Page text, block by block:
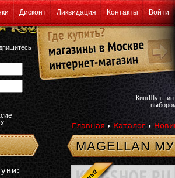
Дисконт Ликвидация Контакты Войти
КингШуз -
Главная Каталог
MAGELLAN